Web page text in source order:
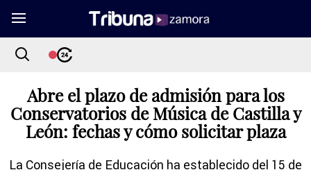
Abre el plazo de admisión para los
Conservatorios de Música de Castilla y
León: fechas y cómo solicitar plaza
La Consejería de Educación ha establecido del 15 de